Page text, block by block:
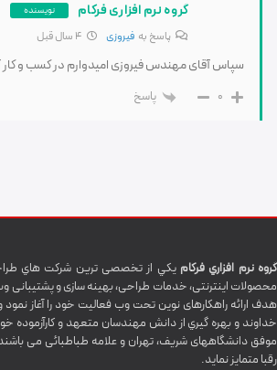
گروه نرم افزاری فرکام نویسنده
پاسخ به فیروزی
سپاس آقای مهندس فیروزی امیدوارم در کسب و کار
0 پاسخ
گروه نرم افزاري فرکام يکي از تخصصی ترين شرکت هاي
هدف ارائه راهکارهای نوین تحت وب فعالیت خود را آغاز نمود و
خداوند و بهره گيري از دانش مهندسان متعهد و کارآزموده
موفق دانشگاههای شريف، تهران و علامه طباطبائی می
رقبا متمایز نماید.